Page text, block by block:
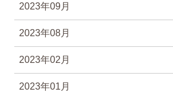
2023年09月
2023年08月
2023年02月
2023年01月